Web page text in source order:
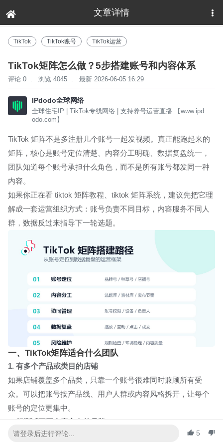
文章详情
下拉刷新
TikTok TikTok账号 TikTok运营
TikTok矩阵怎么做？5步搭建账号和内容体系
评论 0 . 浏览 4045 . 最新 2026-06-05 16:29
IPdodo全球网络
全球住宅IP | TikTok专线网络 | 支持养号运营直播 【www.ipd
odo.com】
TikTok 矩阵不是多注册几个账号一起发视频。真正能跑起来的
矩阵，核心是账号定位清楚、内容分工明确、数据复盘统一，
团队知道每个账号承担什么角色，而不是所有账号都发同一种
内容。
如果你正在看 tiktok 矩阵教程、tiktok 矩阵系统，建议先把它理
解成一套运营组织方式：账号负责不同目标，内容服务不同人
群，数据反过来指导下一轮选题。
一、TikTok矩阵适合什么团队
1. 有多个产品或类目的店铺
如果店铺覆盖多个品类，只靠一个账号很难同时兼顾所有受
众。可以把账号按产品线、用户人群或内容风格拆开，让每个
账号的定位更集中。
2. 想测试不同内容方向的品牌
品牌账号适合讲价值和信任，种草账号适合做场景内容，测评
5